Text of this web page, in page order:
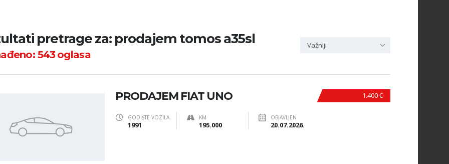
pretrage za: prodajem tomos a35sl
543oglasa
Važniji
1.400 €
PRODAJEM FIAT UNO
GODIŠTE VOZILA
1991
KM
195.000
OBJAVLJEN
20.07.2026.